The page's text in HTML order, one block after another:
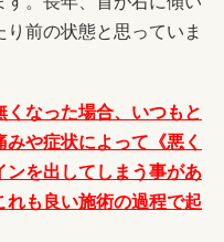
前の状態と思っていま
なった場合、いつもと
みや症状によって《悪く
ンを出してしまう事があ
れも良い施術の過程で起